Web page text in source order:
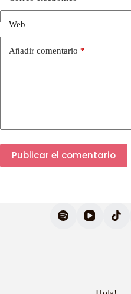
Web
Añadir comentario *
Publicar el comentario